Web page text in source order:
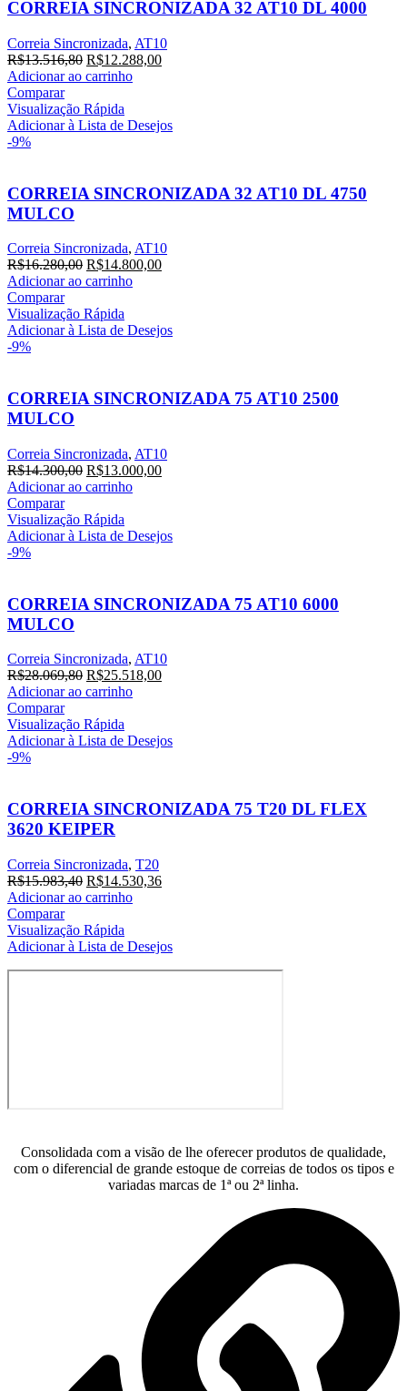
CORREIA SINCRONIZADA 32 AT10 DL 4000
Correia Sincronizada, AT10
R$13.516,80 O
preço
era:
R$13.516,80.
R$12.288,00O
R$12.288,00.
Adicionar ao carrinho
Comparar
Visualização Rápida
Adicionar à Lista de Desejos
-9%
CORREIA SINCRONIZADA 32 AT10 DL 4750
MULCO
Correia Sincronizada, AT10
R$16.280,00 O
preço
era:
R$16.280,00.
R$14.800,00O
R$14.800,00.
Adicionar ao carrinho
Comparar
Visualização Rápida
Adicionar à Lista de Desejos
-9%
CORREIA SINCRONIZADA 75 AT10 2500
MULCO
Correia Sincronizada, AT10
R$14.300,00 O
preço
era:
R$14.300,00.
R$13.000,00O
R$13.000,00.
Adicionar ao carrinho
Comparar
Visualização Rápida
Adicionar à Lista de Desejos
-9%
CORREIA SINCRONIZADA 75 AT10 6000
MULCO
Correia Sincronizada, AT10
R$28.069,80 O
preço
era:
R$28.069,80.
R$25.518,00O
R$25.518,00.
Adicionar ao carrinho
Comparar
Visualização Rápida
Adicionar à Lista de Desejos
-9%
CORREIA SINCRONIZADA 75 T20 DL FLEX
3620 KEIPER
Correia Sincronizada, T20
R$15.983,40 O
preço
era:
R$15.983,40.
R$14.530,36O
R$14.530,36.
Adicionar ao carrinho
Comparar
Visualização Rápida
Adicionar à Lista de Desejos
Consolidada com a visão de lhe oferecer produtos de qualidade,
com o diferencial de grande estoque de correias de todos os tipos e
variadas marcas de 1ª ou 2ª linha.